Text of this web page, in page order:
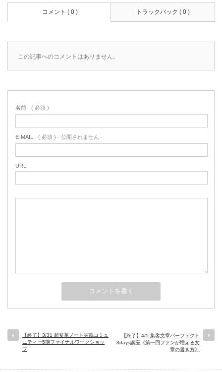
コメント ( 0 ) トラックバック ( 0 )
この記事へのコメントはありません。
名前 ( 必須 )
E-MAIL ( 必須 ) - 公開されません -
URL
【終了】3/31 超変革ノート実践コミュ
ニティー5期ファイナルワークショッ
プ
【終了】4/5 集客文章パーフェクト
3days講座《第一回ファンが増える文
章の書き方》